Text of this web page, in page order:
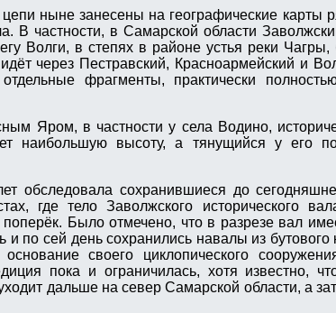
ныне занесены на географические карты
В частности, в Самарской области
Волги, в степях в районе устья реки Чагры,
через Пестравский, Красноармейский и
фрагменты, практически
Яром, в частности у села Водино,
наибольшую высоту, а тянущийся у его
обследовала сохранившиеся до
где тело Заволжского исторического
Было отмечено, что в разрезе вал
по сей день сохранились навалы из
основание своего циклопического
пока и ограничилась, хотя известно,
дальше на север Самарской области, а